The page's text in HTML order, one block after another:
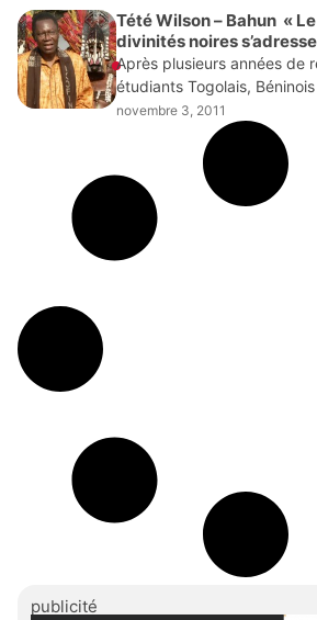
2011 à l’Institut Français de
annonçant la
Tété Wilson – Bahun ‎ «
divinités noires
diaspora des Amériques
Après plusieurs années de
étudiants Togolais,
Français, à Poitiers, tous
africaine, l’Association
novembre 3, 2011
publicité